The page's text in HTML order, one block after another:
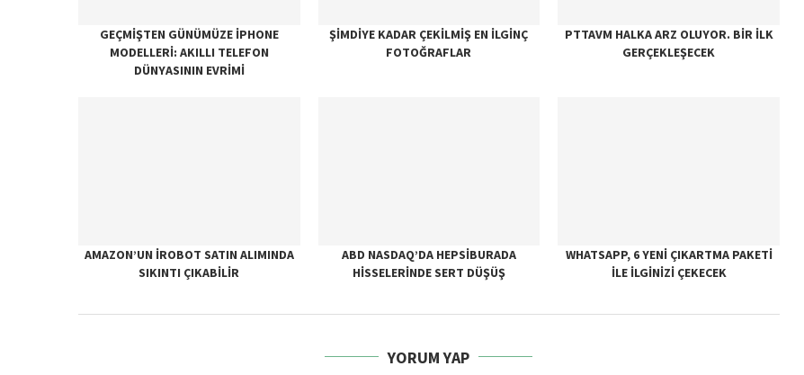
GEÇMIŞTEN GÜNÜMÜZE IPHONE
MODELLERI: AKILLI TELEFON
DÜNYASININ EVRIMI
ŞIMDIYE KADAR ÇEKILMIŞ EN İLGINÇ
FOTOĞRAFLAR
PTTAVM HALKA ARZ OLUYOR. BIR ILK
GERÇEKLEŞECEK
AMAZON’UN IROBOT SATIN ALIMINDA
SIKINTI ÇIKABILIR
ABD NASDAQ’DA HEPSIBURADA
HISSELERINDE SERT DÜŞÜŞ
WHATSAPP, 6 YENI ÇIKARTMA PAKETI
ILE ILGINIZI ÇEKECEK
YORUM YAP